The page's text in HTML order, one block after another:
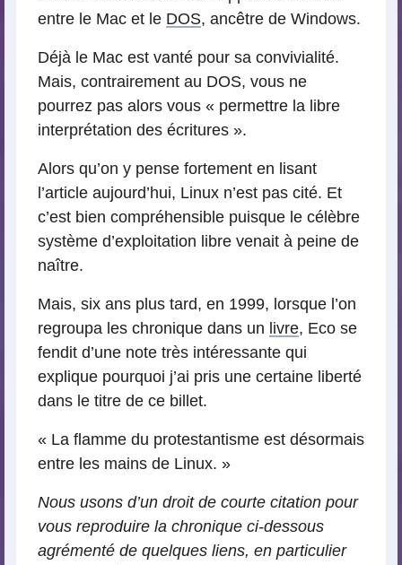
entre le Mac et le DOS, ancêtre de Windows.
Déjà le Mac est vanté pour sa convivialité.
Mais, contrairement au DOS, vous ne
pourrez pas alors vous « permettre la libre
interprétation des écritures ».
Alors qu’on y pense fortement en lisant
l’article aujourd’hui, Linux n’est pas cité. Et
c’est bien compréhensible puisque le célèbre
système d’exploitation libre venait à peine de
naître.
Mais, six ans plus tard, en 1999, lorsque l’on
regroupa les chronique dans un livre, Eco se
fendit d’une note très intéressante qui
explique pourquoi j’ai pris une certaine liberté
dans le titre de ce billet.
« La flamme du protestantisme est désormais
entre les mains de Linux. »
Nous usons d’un droit de courte citation pour
vous reproduire la chronique ci-dessous
agrémenté de quelques liens, en particulier